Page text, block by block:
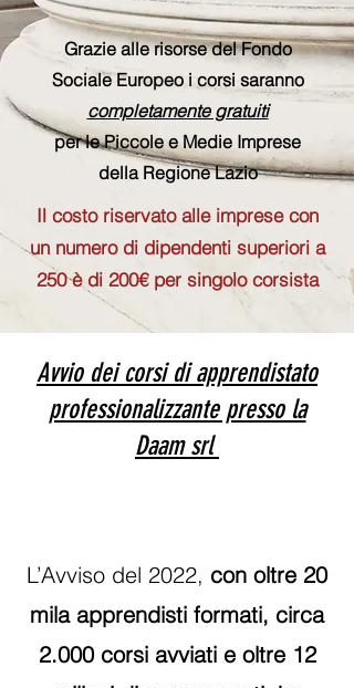
Grazie alle risorse del Fondo
Sociale Europeo i corsi saranno
completamente gratuiti
per le Piccole e Medie Imprese
della Regione Lazio
Il costo riservato alle imprese con
un numero di dipendenti superiori a
250 è di 200€ per singolo corsista
Avvio dei corsi di apprendistato
professionalizzante presso la
Daam srl​​​​
L’Avviso del 2022, con oltre 20
mila apprendisti formati, circa
2.000 corsi avviati e oltre 12